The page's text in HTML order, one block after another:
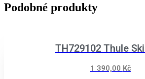
množství
Podobné produkty
TH729102 Thule
1 390,00 Kč